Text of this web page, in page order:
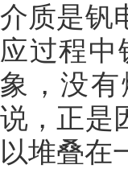
介质是钒
应过程中
象，没
说，正是
以堆叠在